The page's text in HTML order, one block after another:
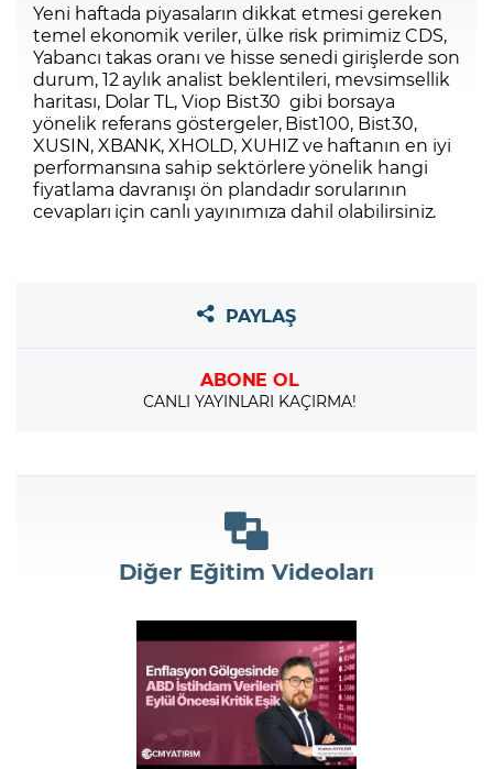
Yeni haftada piyasaların dikkat etmesi gereken
temel ekonomik veriler, ülke risk primimiz CDS,
Yabancı takas oranı ve hisse senedi girişlerde son
durum, 12 aylık analist beklentileri, mevsimsellik
haritası, Dolar TL, Viop Bist30 gibi borsaya
yönelik referans göstergeler, Bist100, Bist30,
XUSIN, XBANK, XHOLD, XUHIZ ve haftanın en iyi
performansına sahip sektörlere yönelik hangi
fiyatlama davranışı ön plandadır sorularının
cevapları için canlı yayınımıza dahil olabilirsiniz.
PAYLAŞ
ABONE OL
CANLI YAYINLARI KAÇIRMA!
Diğer Eğitim Videoları